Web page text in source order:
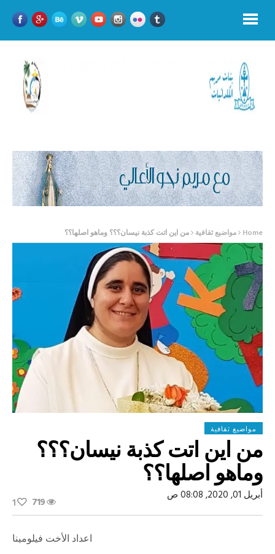
Home مواضيع ثقافية من اين اتت كذبة نيسان؟؟؟ وماهو اصلها؟؟
مواضيع ثقافية
من اين اتت كذبة نيسان؟؟؟
وماهو اصلها؟؟
أبريل 01, 2020, 08:08 ص 719
1
اعداد الأخت فيلومينا